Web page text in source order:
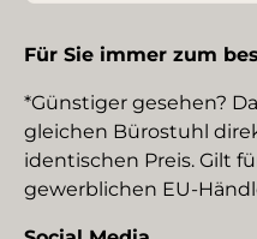
Für Sie immer zum
*Günstiger gesehen?
gleichen Bürostuhl
identischen Preis. Gilt
gewerblichen EU-